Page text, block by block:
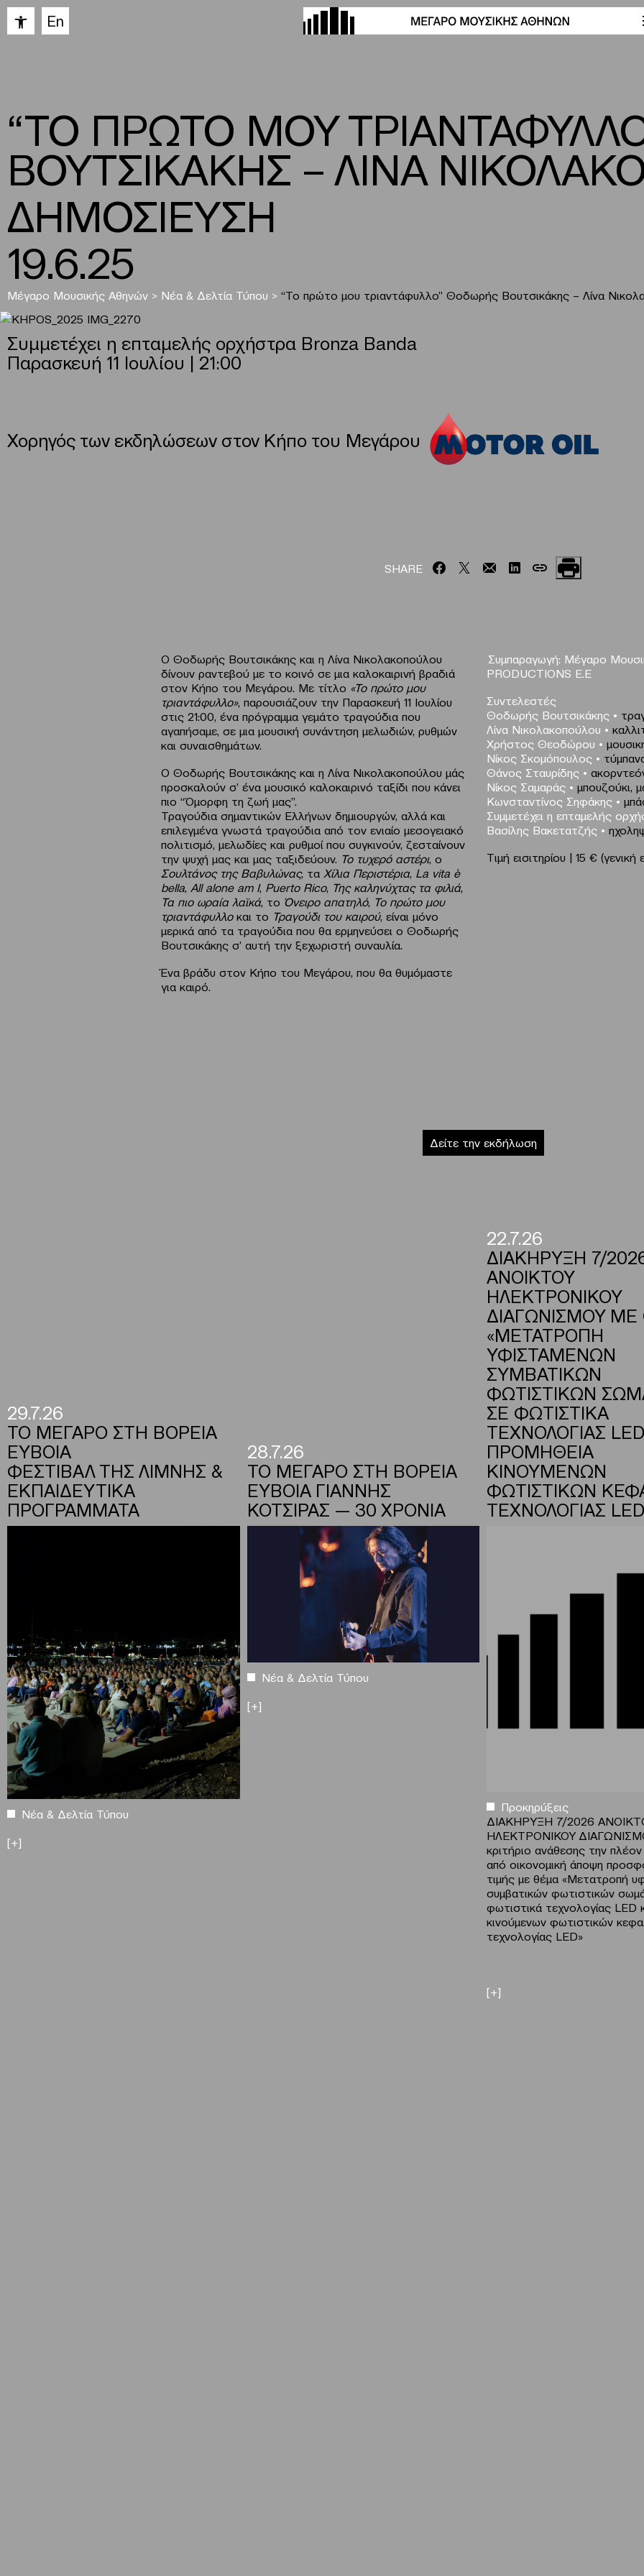
Ανοίξτε τη γραμμή εργαλείων
En
“ΤΟ ΠΡΩΤΟ ΜΟΥ
ΒΟΥΤΣΙΚΑΚΗΣ – ΛΙΝΑ
ΔΗΜΟΣΙΕΥΣΗ
19.6.25
Μέγαρο Μουσικής Αθηνών > Νέα & Δελτία Τύπου > “Το πρώτο μου τριαντάφυλλο” Θοδωρής Βουτσικάκης – Λίνα
Συμμετέχει η επταμελής ορχήστρα Bronza Banda
Παρασκευή 11 Ιουλίου | 21:00
Χορηγός των εκδηλώσεων στον Κήπο του Μεγάρου
SHARE
Ο Θοδωρής Βουτσικάκης και η Λίνα Νικολακοπούλου
δίνουν ραντεβού με το κοινό σε μια καλοκαιρινή βραδιά
στον Κήπο του Μεγάρου. Με τίτλο «Το πρώτο μου
τριαντάφυλλο», παρουσιάζουν την Παρασκευή 11 Ιουλίου
στις 21:00, ένα πρόγραμμα γεμάτο τραγούδια που
αγαπήσαμε, σε μια μουσική συνάντηση μελωδιών, ρυθμών
και συναισθημάτων.
Ο Θοδωρής Βουτσικάκης και η Λίνα Νικολακοπούλου μάς
προσκαλούν σ’ ένα μουσικό καλοκαιρινό ταξίδι που κάνει
πιο “Όμορφη τη ζωή μας”.
Τραγούδια σημαντικών Ελλήνων δημιουργών, αλλά και
επιλεγμένα γνωστά τραγούδια από τον ενιαίο μεσογειακό
πολιτισμό, μελωδίες και ρυθμοί που συγκινούν, ζεσταίνουν
την ψυχή μας και μας ταξιδεύουν. Το τυχερό αστέρι, ο
Σουλτάνος της Βαβυλώνας, τα Χίλια Περιστέρια La vita è
bella All alone am I, Puerto Rico, Της καληνύχτας τα φιλιά,
Τα πιο ωραία λαϊκά, το Όνειρο απατηλό, Το πρώτο μου
τριαντάφυλλοκαι το Τραγούδι του καιρού, είναι μόνο
μερικά από τα τραγούδια που θα ερμηνεύσει ο Θοδωρής
Βουτσικάκης σ’ αυτή την ξεχωριστή συναυλία.
Ένα βράδυ στον Κήπο του Μεγάρου, που θα θυμόμαστε
για καιρό.
Συμπαραγωγή: Μέγαρο
PRODUCTIONS E.E
Συντελεστές
Θοδωρής Βουτσικάκης •
Λίνα Νικολακοπούλου •
Χρήστος Θεοδώρου •
Νίκος Σκομόπουλος •
Θάνος Σταυρίδης •
Νίκος Σαμαράς • μπουζούκι,
Κωνσταντίνος Σηφάκης •
Συμμετέχει η επταμελής
Βασίλης Βακετατζής •
Τιμή εισιτηρίου | 15 € (γενική
Δείτε την εκδήλωση
29.7.26
ΤΟ ΜΕΓΑΡΟ ΣΤΗ ΒΟΡΕΙΑ
ΕΥΒΟΙΑ
ΦΕΣΤΙΒΑΛ ΤΗΣ ΛΙΜΝΗΣ &
ΕΚΠΑΙΔΕΥΤΙΚΑ
ΠΡΟΓΡΑΜΜΑΤΑ
Νέα & Δελτία Τύπου
[+]
28.7.26
ΤΟ ΜΕΓΑΡΟ ΣΤΗ ΒΟΡΕΙΑ
ΕΥΒΟΙΑ ΓΙΑΝΝΗΣ
ΚΟΤΣΙΡΑΣ — 30 ΧΡΟΝΙΑ
Νέα & Δελτία Τύπου
[+]
22.7.26
ΔΙΑΚΗΡΥΞΗ 7/
ΑΝΟΙΚΤΟΥ
ΗΛΕΚΤΡΟΝΙΚΟΥ
ΔΙΑΓΩΝΙΣΜΟΥ
«ΜΕΤΑΤΡΟΠΗ
ΥΦΙΣΤΑΜΕΝΩΝ
ΣΥΜΒΑΤΙΚΩΝ
ΦΩΤΙΣΤΙΚΩΝ
ΣΕ ΦΩΤΙΣΤΙΚΑ
ΤΕΧΝΟΛΟΓΙΑΣ
ΠΡΟΜΗΘΕΙΑ
ΚΙΝΟΥΜΕΝΩΝ
ΦΩΤΙΣΤΙΚΩΝ
ΤΕΧΝΟΛΟΓΙΑΣ
Προκηρύξεις
ΔΙΑΚΗΡΥΞΗ 7/2026
ΗΛΕΚΤΡΟΝΙΚΟΥ
κριτήριο ανάθεσης την
από οικονομική άποψη
τιμής με θέμα «Μετατροπή
συμβατικών φωτιστικών
φωτιστικά τεχνολογίας LED
κινούμενων φωτιστικών
τεχνολογίας LED»
[+]